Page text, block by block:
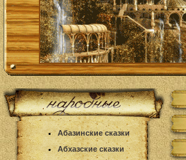
Абазинские сказки
Абхазские сказки